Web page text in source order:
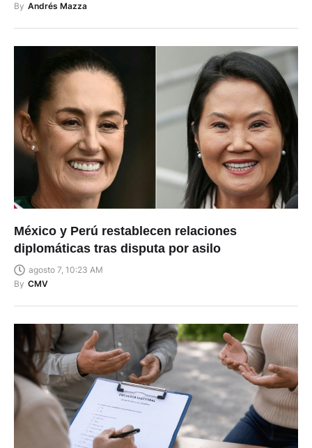
By Andrés Mazza
México y Perú restablecen relaciones
diplomáticas tras disputa por asilo
agosto 7, 10:23 AM
By CMV